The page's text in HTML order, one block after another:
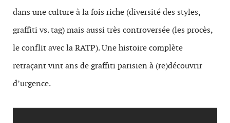
dans une culture à la fois riche (diversité des styles,
graffiti vs. tag) mais aussi très controversée (les procès,
le conflit avec la RATP). Une histoire complète
retraçant vint ans de graffiti parisien à (re)découvrir
d’urgence.